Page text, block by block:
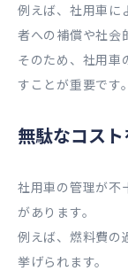
例えば、社用車に
者への補償や社会
そのため、社用車
すことが重要です。
無駄なコス
社用車の管理が不
があります。
例えば、燃料費の
挙げられます。